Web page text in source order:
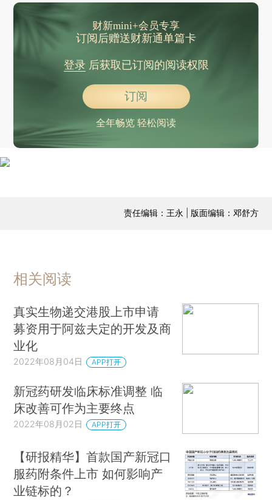
财新mini+会员专享
订阅后赠送财新通单篇卡
登录后获取已订阅的阅读权限
订阅
全年畅览 轻松阅读
责任编辑：王永 | 版面编辑：邓舒方
相关阅读
真实生物递交港股上市申请
募资用于阿兹夫定的开发及商
业化
2022年08月04日 APP打开
新冠药研发临床标准调整 临
床改善可作为主要终点
2022年08月02日 APP打开
【研报精华】首款国产新冠口
服药附条件上市 如何影响产
业链标的？